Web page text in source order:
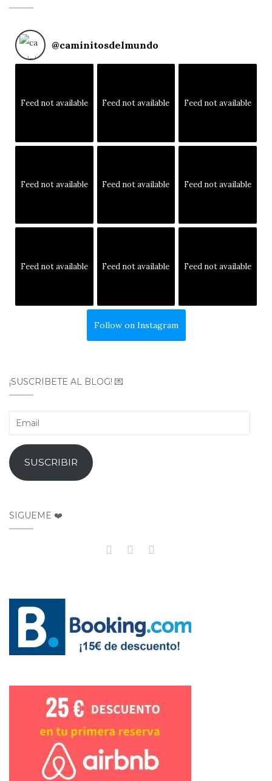
@caminitosdelmundo
Feed not available Feed not available Feed not available
Feed not available Feed not available Feed not available
Feed not available Feed not available Feed not available
Follow on Instagram
¡SUSCRÍBETE AL BLOG! 💌
Email
SUSCRIBIR
SÍGUEME ❤️